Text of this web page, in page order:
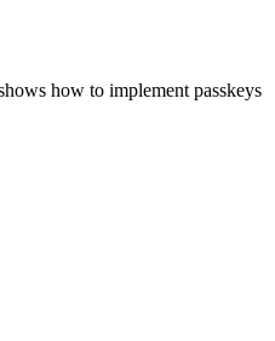
how to implement passkeys